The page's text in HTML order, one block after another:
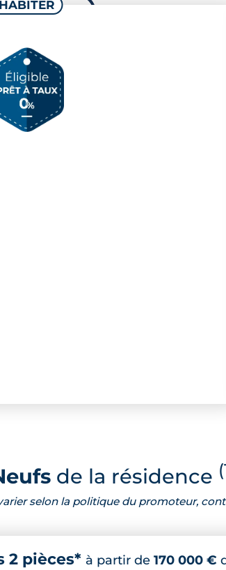
de la résidence
selon la politique du promoteur,
2 pièces* à partir de 170 000 €